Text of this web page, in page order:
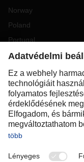
Norway
Poland
Portugal
Romania
Slovakia
Spain
Sweden
Switzerland( DE FR)
Turkey
OCEANIA